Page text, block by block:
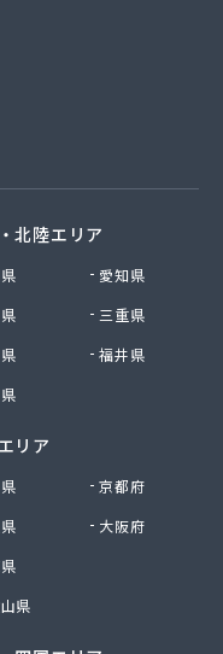
業所
北陸エリア
愛知県
三重県
福井県
リア
京都府
大阪府
県